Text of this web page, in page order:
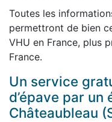
Toutes les
permettront de bien
VHU en France, plus
France.
Un service
d’épave par un
Châteaubleau